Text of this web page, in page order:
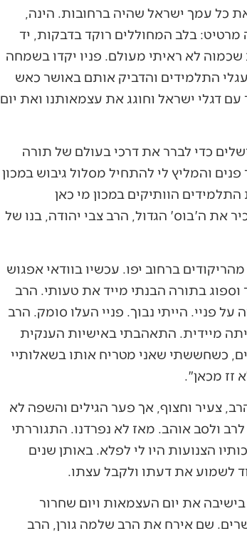
כל עמך ישראל שהיה ברחובות. הינה,
בלב המחוללים רוקד בדבקות, יד
שכמוה לא ראיתי מעולם. פניו יקדו בשמחה
התלמידים והדביק אותם באושר כאש
דגלי ישראל וחוגג את עצמאותנו ואת יום
כדי לברר את דרכי בעולם של תורה
והמליץ לי להתחיל מסלול גיבוש במכון
הוותיקים במכון מי כאן
את ה'בוס' הגדול, הרב צבי יהודה, בנו של
ברחוב יפו. עכשיו בוודאי אפגוש
וספוג בתורה הבנתי מייד את טעותי. הרב
פניי. הייתי נבוך. פניי העלו סומק. הרב
מיידית. התאהבתי באישיות הענקית
כשחששתי שאני מטריח אותו בשאלותיי
זז מכאן".
מרכז הרב, צעיר וחצוף, אך פער הגילים והשפה לא
ולסב אוהב. מאז לא נפרדנו. התגוררתי
הצנועות היו לי לפלא. באותן שנים
לשמוע את דעתו ולקבל עצתו.
את יום העצמאות ויום שחרור
שם אירח את הרב שלמה גורן, הרב